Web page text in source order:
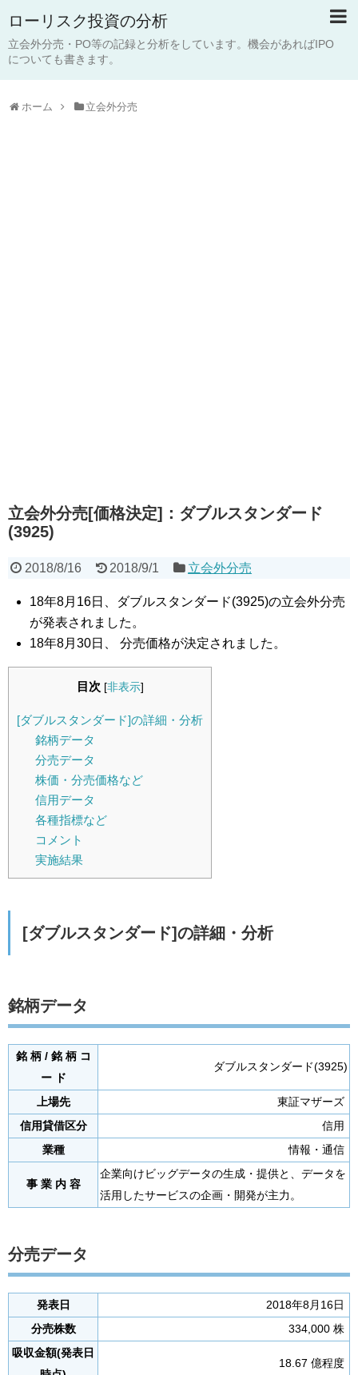
ローリスク投資の分析
立会外分売・PO等の記録と分析をしています。機会があればIPO
についても書きます。
ホーム 立会外分売
立会外分売[価格決定]：ダブルスタンダード
(3925)
2018/8/16 2018/9/1 立会外分売
18年8月16日、ダブルスタンダード(3925)の立会外分売
が発表されました。
18年8月30日、 分売価格が決定されました。
目次 [非表示]
[ダブルスタンダード]の詳細・分析
銘柄データ
分売データ
株価・分売価格など
信用データ
各種指標など
コメント
実施結果
[ダブルスタンダード]の詳細・分析
銘柄データ
銘 柄 / 銘 柄 コ
ー ド
ダブルスタンダード(3925)
上場先
東証マザーズ
信用貸借区分
信用
業種
情報・通信
事 業 内 容
企業向けビッグデータの生成・提供と、データを
活用したサービスの企画・開発が主力。
分売データ
発表日
2018年8月16日
分売株数
334,000 株
吸収金額(発表日
18.67 億程度